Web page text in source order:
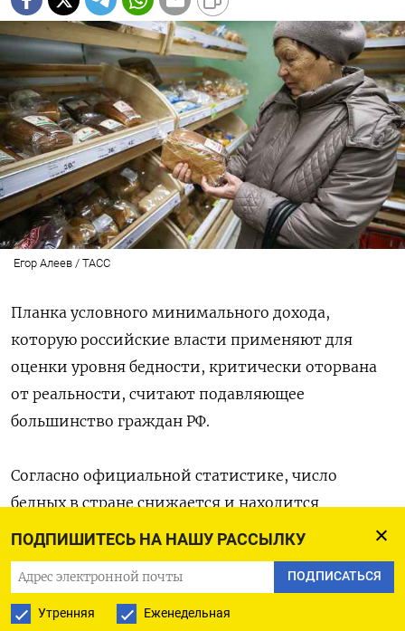
ПОДПИШИТЕСЬ НА НАШУ РАССЫЛКУ
ПОДПИСАТЬСЯ
Утренняя Еженедельная
Егор Алеев / ТАСС
Планка условного минимального дохода,
которую российские власти применяют для
оценки уровня бедности, критически оторвана
от реальности, считают подавляющее
большинство граждан РФ.
Согласно официальной статистике, число
бедных в стране снижается и находится
на историческом минимуме: на конец второго
против 9% в 2022 году, 11% — в 2021-м и 13,5% —
в 2019-м.